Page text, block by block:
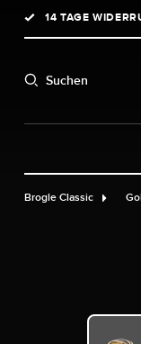
Zur
14 TAGE
Suchen
Brogle Classic